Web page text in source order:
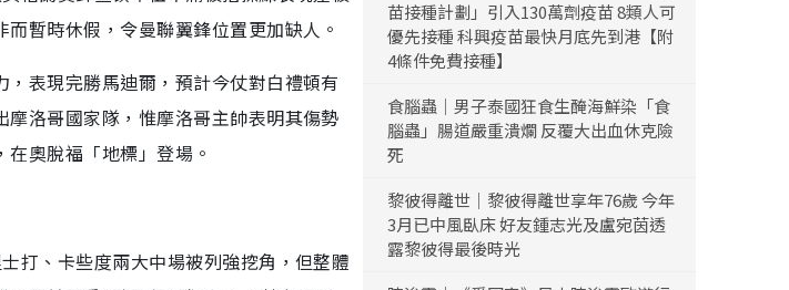
暫時休假，令曼聯翼鋒位置更加缺人。
表現完勝馬迪爾，預計今仗對白禮頓有
洛哥國家隊，惟摩洛哥主帥表明其傷勢
奧脫福「地標」登場。
打、卡些度兩大中場被列強挖角，但整體
苗接種計劃」引入130萬劑疫苗 8類人可
優先接種 科興疫苗最快月底先到港【附
4條件免費接種】
食腦蟲｜男子泰國狂食生醃海鮮染「食
腦蟲」腸道嚴重潰爛 反覆大出血休克險
死
黎彼得離世｜黎彼得離世享年76歲 今年
3月已中風臥床 好友鍾志光及盧宛茵透
露黎彼得最後時光